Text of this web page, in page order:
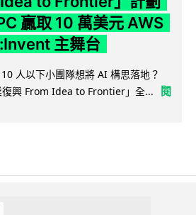
贏取 10 萬美元 AWS
主舞台
人以下小團隊想將 AI 構思落地？
復興 From Idea to Frontier」全...
閱